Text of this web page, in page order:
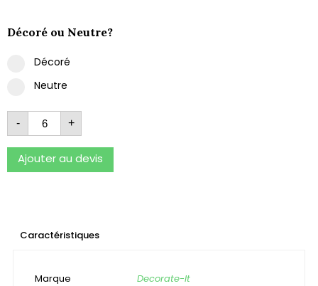
Décoré ou Neutre?
Décoré
Neutre
- +
Ajouter au devis
Caractéristiques
Marque
Decorate-It